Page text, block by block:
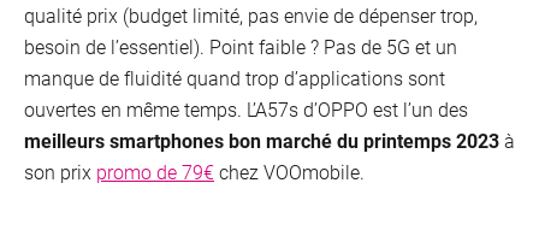
qualité prix (budget limité, pas envie de dépenser trop,
besoin de l’essentiel). Point faible ? Pas de 5G et un
manque de fluidité quand trop d’applications sont
ouvertes en même temps. L’A57s d’OPPO est l’un des
meilleurs smartphones bon marché du printemps 2023à
son prix promo de 79€ chez VOOmobile.